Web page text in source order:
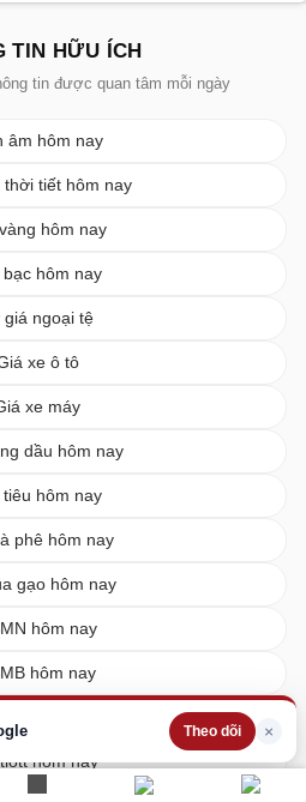
Theo dõi ×
TIN HỮU ÍCH
tin được quan tâm mỗi ngày
âm hôm nay
thời tiết hôm nay
hôm nay
bạc hôm nay
giá ngoại tệ
xe ô tô
xe máy
dầu hôm nay
tiêu hôm nay
phê hôm nay
gạo hôm nay
hôm nay
hôm nay
hôm nay